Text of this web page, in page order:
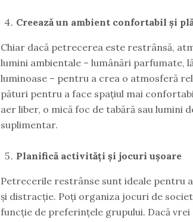
Creează un ambient confortabil și
Chiar dacă petrecerea este restrânsă,
lumini ambientale – lumânări parfumate,
luminoase – pentru a crea o atmosferă
pături pentru a face spațiul mai
aer liber, o mică foc de tabără sau lumini
suplimentar.
Planifică activități și jocuri ușoare
Petrecerile restrânse sunt ideale pentru
și distracție. Poți organiza jocuri de
funcție de preferințele grupului. Dacă